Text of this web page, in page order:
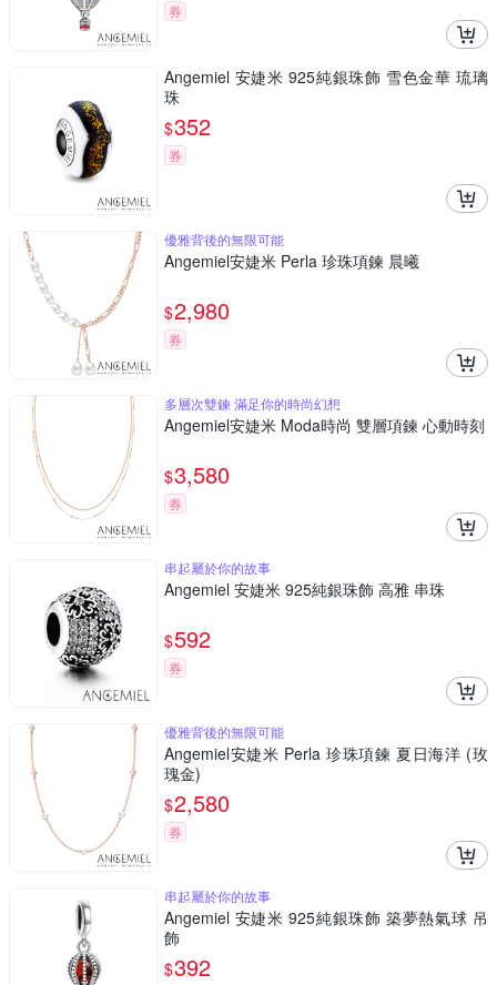
券
Angemiel 安婕米 925純銀珠飾 雪色金華 琉璃
珠
$352
券
優雅背後的無限可能
Angemiel安婕米 Perla 珍珠項鍊 晨曦
$2,980
券
多層次雙鍊 滿足你的時尚幻想
Angemiel安婕米 Moda時尚 雙層項鍊 心動時刻
$3,580
券
串起屬於你的故事
Angemiel 安婕米 925純銀珠飾 高雅 串珠
$592
券
優雅背後的無限可能
Angemiel安婕米 Perla 珍珠項鍊 夏日海洋 (玫
瑰金)
$2,580
券
串起屬於你的故事
Angemiel 安婕米 925純銀珠飾 築夢熱氣球 吊
飾
$392